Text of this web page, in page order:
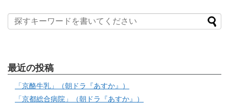
最近の投稿
「京酪牛乳」（朝ドラ『あすか』）
「京都総合病院」（朝ドラ『あすか』）